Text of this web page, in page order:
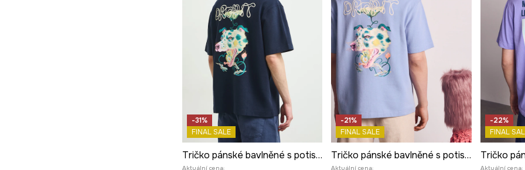
-31%
FINAL SALE
Tričko pánské bavlněné s potiskem z kolekce Kit Mizeres x Medicine
Aktuální cena:
-21%
FINAL SALE
Tričko pánské bavlněné s potiskem z kolekce Kit Mizeres x Medicine
Aktuální cena:
-22%
FINAL
Aktuální cena: